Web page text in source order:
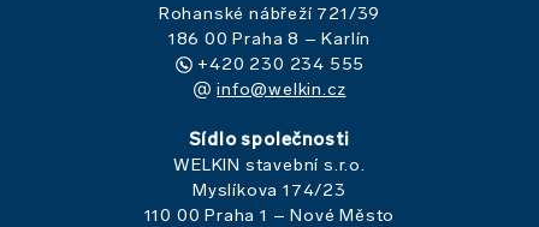
Rohanské nábřeží 721/39
186 00 Praha 8 – Karlín
+420 230 234 555
info@welkin.cz
Sídlo společnosti
WELKIN stavební s.r.o.
Myslíkova 174/23
110 00 Praha 1 – Nové Město